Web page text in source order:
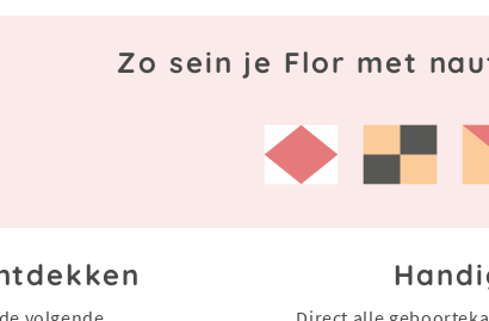
Zo sein je Flor met